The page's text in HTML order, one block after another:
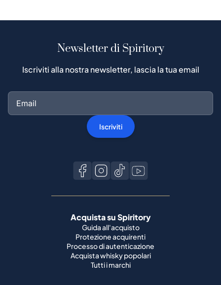
Newsletter di Spiritory
Iscriviti alla nostra newsletter, lascia la tua email
Iscriviti
Acquista su Spiritory
Guida all'acquisto
Protezione acquirenti
Processo di autenticazione
Acquista whisky popolari
Tutti i marchi